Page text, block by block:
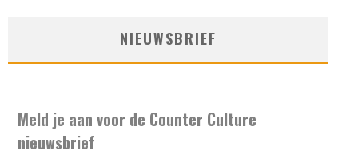
NIEUWSBRIEF
Meld je aan voor de Counter Culture
nieuwsbrief